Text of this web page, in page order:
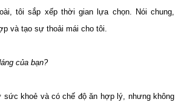
tôi sắp xếp thời gian lựa chọn. Nói chung,
và tạo sự thoải mái cho tôi.
của bạn?
sức khoẻ và có chế độ ăn hợp lý, nhưng không